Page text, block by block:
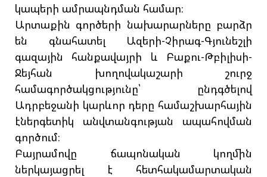
կապերի ամրապնդման համար։
Արտաքին գործերի նախարարները բարձր
են գնահատել Ազերի-Չիրագ-Գյունեշլի
գազային հանքավայրի և Բաքու-Թբիլիսի-
Ջեյհան խողովակաշարի շուրջ
համագործակցությունը՝ ընդգծելով
Ադրբեջանի կարևոր դերը համաշխարհային
էներգետիկ անվտանգության ապահովման
գործում։
Բայրամովը ճապոնական կողմին
ներկայացրել է հետհակամարտական